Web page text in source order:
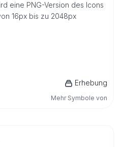
eine PNG-Version des Icons
16px bis zu 2048px
Erhebung
Mehr Symbole von